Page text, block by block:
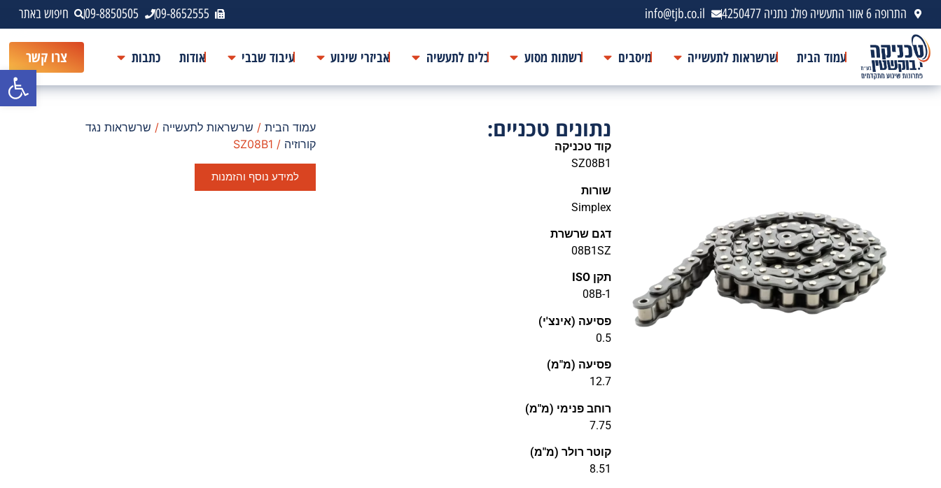
התרופה 6 אזור התעשיה פולג נתניה 4250477 info@tjb.co.il
09-8652555
09-8850505 חיפוש באתר
עמוד הבית שרשראות לתעשייה מיסבים רשתות מסוע כלים לתעשיה אביזרי שינוע עיבוד שבבי אודות כתבות צרו קשר
נתונים טכניים:
קוד טכניקה
SZ08B1
שורות
Simplex
דגם שרשרת
08B1SZ
תקן ISO
08B-1
פסיעה (אינצ'י)
0.5
פסיעה (מ"מ)
12.7
רוחב פנימי (מ"מ)
7.75
קוטר רולר (מ"מ)
8.51
עמוד הבית/ שרשראות לתעשייה / שרשראות נגד
קורוזיה / SZ08B1
למידע נוסף והזמנות
פתח